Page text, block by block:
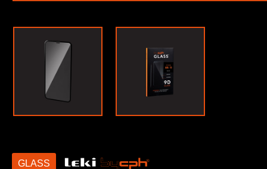
GLASS